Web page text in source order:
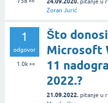
pitanje u
Zoran Jurić
1
odgovor
1.0k👀
Što donosi
Microsoft
11
2022.?
21.09.2022. pitanje u